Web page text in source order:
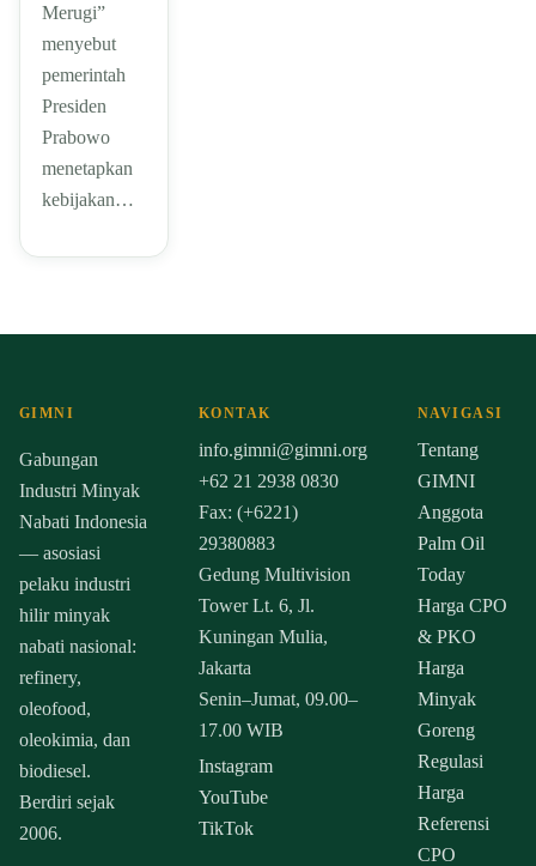
Merugi”
menyebut
pemerintah
Presiden
Prabowo
menetapkan
kebijakan…
GIMNI
Gabungan
Industri Minyak
Nabati Indonesia
— asosiasi
pelaku industri
hilir minyak
nabati nasional:
refinery,
oleofood,
oleokimia, dan
biodiesel.
Berdiri sejak
2006.
KONTAK
info.gimni@gimni.org
+62 21 2938 0830
Fax: (+6221)
29380883
Gedung Multivision
Tower Lt. 6, Jl.
Kuningan Mulia,
Jakarta
Senin–Jumat, 09.00–
17.00 WIB
Instagram
YouTube
TikTok
NAVIGASI
Tentang
GIMNI
Anggota
Palm Oil
Today
Harga CPO
& PKO
Harga
Minyak
Goreng
Regulasi
Harga
Referensi
CPO